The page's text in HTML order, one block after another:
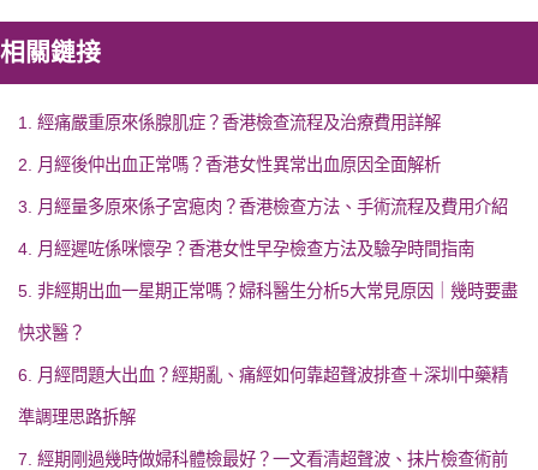
相關鏈接
1. 經痛嚴重原來係腺肌症？香港檢查流程及治療費用詳解
2. 月經後仲出血正常嗎？香港女性異常出血原因全面解析
3. 月經量多原來係子宮瘜肉？香港檢查方法、手術流程及費用介紹
4. 月經遲咗係咪懷孕？香港女性早孕檢查方法及驗孕時間指南
5. 非經期出血一星期正常嗎？婦科醫生分析5大常見原因｜幾時要盡
快求醫？
6. 月經問題大出血？經期亂、痛經如何靠超聲波排查＋深圳中藥精
準調理思路拆解
7. 經期剛過幾時做婦科體檢最好？一文看清超聲波、抹片檢查術前